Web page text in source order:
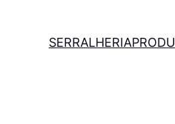
SERRALHERIA